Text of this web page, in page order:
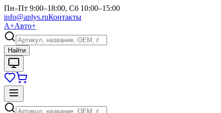
Пн–Пт 9:00–18:00, Сб 10:00–15:00
info@aplys.ruКонтакты
А+Авто+
Найти